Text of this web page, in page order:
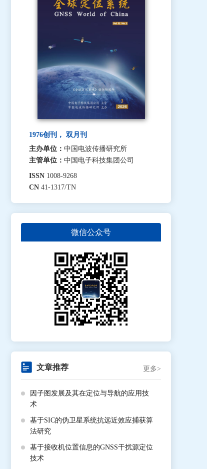
1976创刊， 双月刊
主办单位： 中国电波传播研究所
主管单位： 中国电子科技集团公司
ISSN 1008-9268
CN 41-1317/TN
微信公众号
文章推荐 更多>
因子图发展及其在定位与导航的应用技
术
基于SIC的伪卫星系统抗远近效应捕获算
法研究
基于接收机位置信息的GNSS干扰源定位
技术